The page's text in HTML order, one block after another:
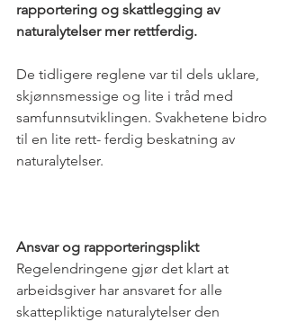
rapportering og skattlegging av
naturalytelser mer rettferdig.
De tidligere reglene var til dels uklare,
skjønnsmessige og lite i tråd med
samfunnsutviklingen. Svakhetene bidro
til en lite rett- ferdig beskatning av
naturalytelser.
Ansvar og rapporteringsplikt
Regelendringene gjør det klart at
arbeidsgiver har ansvaret for alle
skattepliktige naturalytelser den